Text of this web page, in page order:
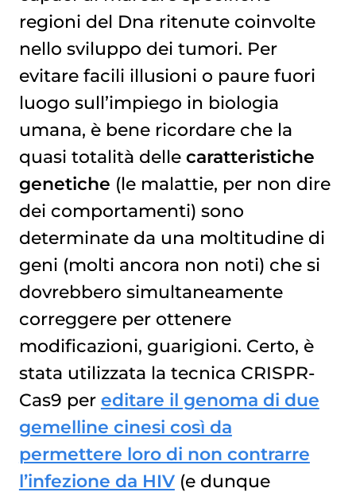
regioni del Dna ritenute coinvolte
nello sviluppo dei tumori. Per
evitare facili illusioni o paure fuori
luogo sull’impiego in biologia
umana, è bene ricordare che la
quasi totalità delle caratteristiche
genetiche (le malattie, per non dire
dei comportamenti) sono
determinate da una moltitudine di
geni (molti ancora non noti) che si
dovrebbero simultaneamente
correggere per ottenere
modificazioni, guarigioni. Certo, è
stata utilizzata la tecnica CRISPR-
Cas9 per editare il genoma di due
gemelline cinesi così da
permettere loro di non contrarre
l’infezione da HIV(e dunque